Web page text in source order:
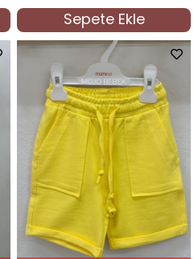
Sepete Ekle